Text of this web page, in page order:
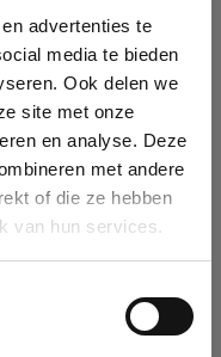
advertenties te
media te bieden
Ook delen we
site met onze
en analyse. Deze
met andere
of die ze hebben
van hun services.
by name, VAT or
it will auto-complete the
database, you can create